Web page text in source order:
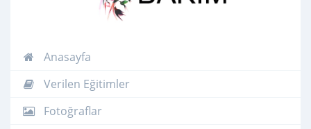
Anasayfa
Verilen Eğitimler
Fotoğraflar